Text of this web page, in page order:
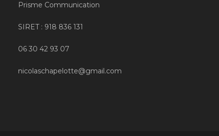
Prisme Communication
SIRET : 918 836 131
06 30 42 93 07
nicolaschapelotte@gmail.com